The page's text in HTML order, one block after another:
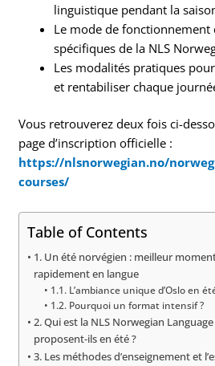
linguistique pendant la
Le mode de fonctionnement
spécifiques de la NLS
Les modalités pratiques pour
et rentabiliser chaque
Vous retrouverez deux fois ci-
page d’inscription officielle :
https://nlsnorwegian.no/
courses/
Table of Contents
1. Un été norvégien : meilleur
rapidement en langue
1.1. L’ambiance unique d’Oslo en
1.2. Pourquoi un format intensif ?
2. Qui est la NLS Norwegian
proposent-ils en été ?
3. Les méthodes d’enseignement et